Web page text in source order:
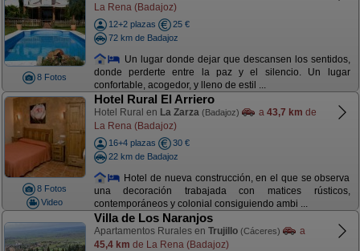
8 Fotos
La Rena (Badajoz)
12+2 plazas
25 €
72 km de Badajoz
Un lugar donde dejar que descansen los sentidos,
donde perderte entre la paz y el silencio. Un lugar
confortable, acogedor, y lleno de estil ...
8 Fotos
Video
Hotel Rural El Arriero
Hotel Rural en La Zarza (Badajoz) a 43,7 km de
La Rena (Badajoz)
16+4 plazas
30 €
22 km de Badajoz
Hotel de nueva construcción, en el que se observa
una decoración trabajada con matices rústicos,
contemporáneos y colonial consiguiendo ambi ...
Villa de Los Naranjos
Apartamentos Rurales en Trujillo (Cáceres)
a
45,4 km de La Rena (Badajoz)